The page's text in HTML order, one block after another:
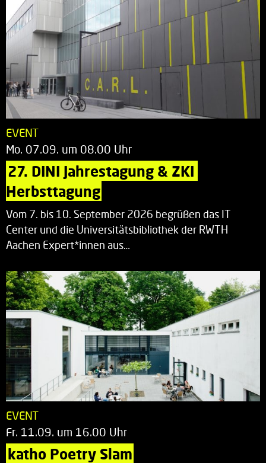
EVENT
Mo. 07.09. um 08.00 Uhr
27. DINI Jahrestagung & ZKI
Herbsttagung
Vom 7. bis 10. September 2026 begrüßen das IT
Center und die Universitätsbibliothek der RWTH
Aachen Expert*innen aus…
EVENT
Fr. 11.09. um 16.00 Uhr
katho Poetry Slam